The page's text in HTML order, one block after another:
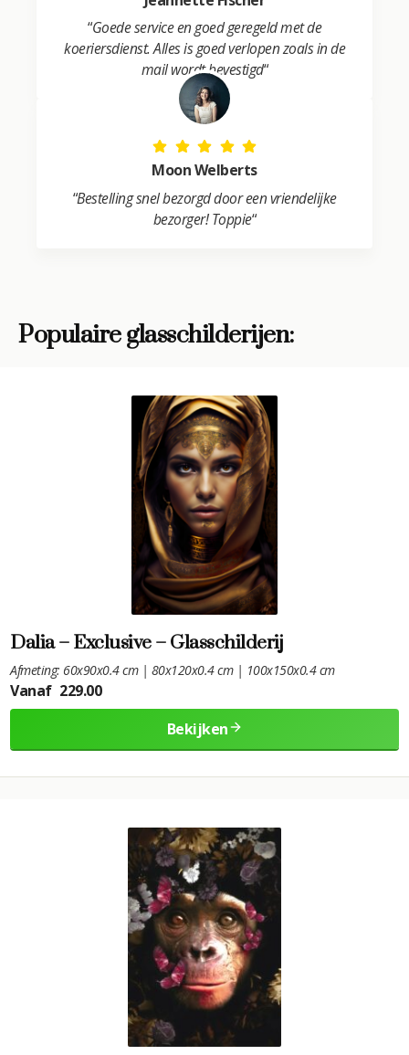
“Goede service en goed geregeld met de
koeriersdienst. Alles is goed verlopen zoals in de
mail wordt bevestigd“
Moon Welberts
“Bestelling snel bezorgd door een vriendelijke
bezorger! Toppie“
Populaire glasschilderijen:
Dalia – Exclusive – Glasschilderij
Afmeting: 60x90x0.4 cm | 80x120x0.4 cm | 100x150x0.4 cm
Vanaf 229.00
Bekijken